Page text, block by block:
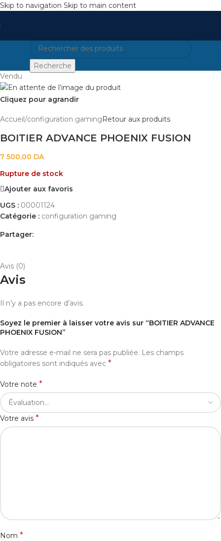
Skip to navigation Skip to main content
Recherche
Vendu
Cliquez pour agrandir
Accueil /configuration gaming Retour aux produits
BOITIER ADVANCE PHOENIX FUSION
7 500,00 DA
Rupture de stock
Ajouter aux favoris
UGS : 00001124
Catégorie : configuration gaming
Partager:
Avis (0)
Avis
Il n’y a pas encore d’avis.
Soyez le premier à laisser votre avis sur “BOITIER ADVANCE
PHOENIX FUSION”
Votre adresse e-mail ne sera pas publiée. Les champs
obligatoires sont indiqués avec *
Votre note *
Votre avis *
Nom *